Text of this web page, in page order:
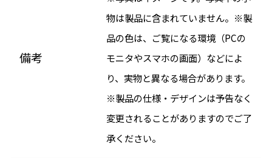
備考
物は製品に含まれていません。※製
品の色は、ご覧になる環境（PCの
モニタやスマホの画面）などによ
り、実物と異なる場合があります。
※製品の仕様・デザインは予告なく
変更されることがありますのでご了
承ください。